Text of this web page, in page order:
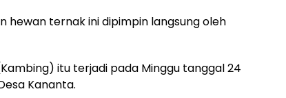
hewan ternak ini dipimpin langsung oleh
itu terjadi pada Minggu tanggal 24
Kananta.